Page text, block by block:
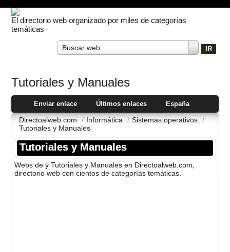
El directorio web organizado por miles de categorías
temáticas
Buscar web
Tutoriales y Manuales
Enviar enlace Últimos enlaces España
Directoalweb.com / Informática / Sistemas operativos /
Tutoriales y Manuales
Tutoriales y Manuales
Webs de ÿ Tutoriales y Manuales en Directoalweb.com,
directorio web con cientos de categorí­as temáticas.